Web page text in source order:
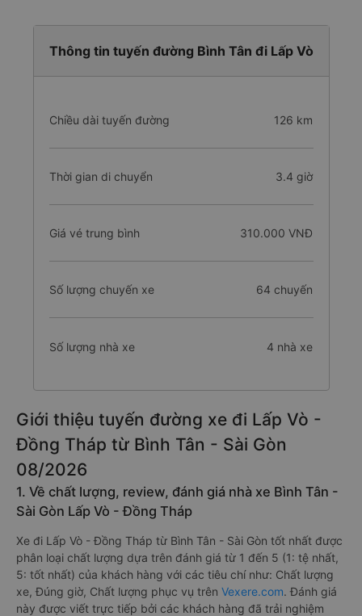
Thông tin tuyến đường Bình Tân đi Lấp Vò
Chiều dài tuyến đường 126 km
Thời gian di chuyển 3.4 giờ
Giá vé trung bình 310.000 VNĐ
Số lượng chuyến xe 64 chuyến
Số lượng nhà xe 4 nhà xe
Giới thiệu tuyến đường xe đi Lấp Vò -
Đồng Tháp từ Bình Tân - Sài Gòn
08/2026
1. Về chất lượng, review, đánh giá nhà xe Bình Tân -
Sài Gòn Lấp Vò - Đồng Tháp
Xe đi Lấp Vò - Đồng Tháp từ Bình Tân - Sài Gòn tốt nhất được
phân loại chất lượng dựa trên đánh giá từ 1 đến 5 (1: tệ nhất,
5: tốt nhất) của khách hàng với các tiêu chí như: Chất lượng
xe, Đúng giờ, Chất lượng phục vụ trên Vexere.com. Đánh giá
này được viết trực tiếp bởi các khách hàng đã trải nghiệm